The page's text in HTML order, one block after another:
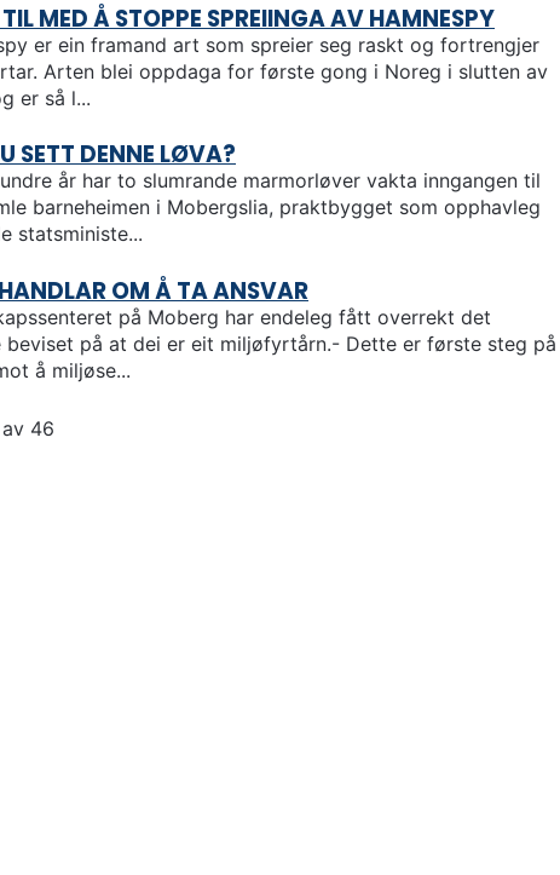
MED Å STOPPE SPREIINGA AV HAMNESPY
er ein framand art som spreier seg raskt og fortrengjer
Arten blei oppdaga for første gong i Noreg i slutten av
er så l...
SETT DENNE LØVA?
år har to slumrande marmorløver vakta inngangen til
barneheimen i Mobergslia, praktbygget som opphavleg
statsministe...
OM Å TA ANSVAR
på Moberg har endeleg fått overrekt det
beviset på at dei er eit miljøfyrtårn.- Dette er første steg på
å miljøse...
av 46